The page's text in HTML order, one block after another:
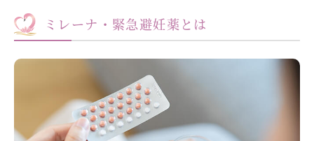
ミレーナ・緊急避妊薬とは